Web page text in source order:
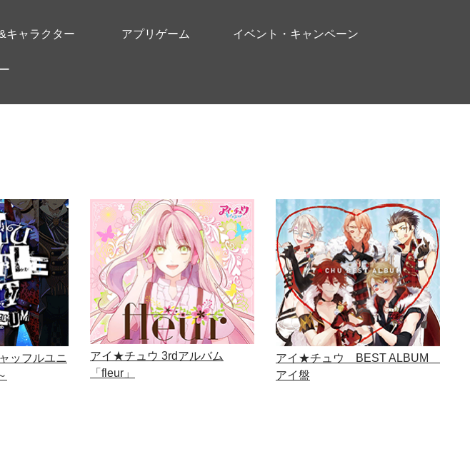
キャラクター アプリゲーム イベント・キャンペーン
ッフルユニ
アイ★チュウ 3rdアルバム
「fleur」
アイ★チュウ BEST ALBUM
アイ盤